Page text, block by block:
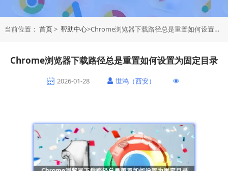
当前位置： 首页> 帮助中心>Chrome浏览器下载路径总是重置如何设置为固定目录
Chrome浏览器下载路径总是重置如何设置为固定目录
2026-01-28 世鸿（西安）